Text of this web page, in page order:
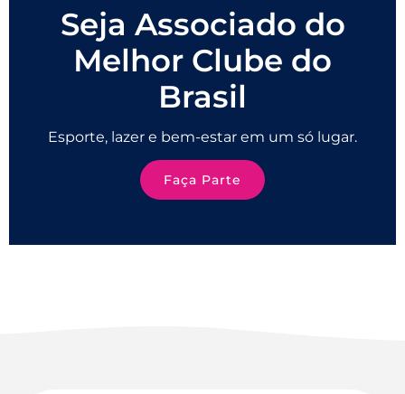
Seja Associado do
Melhor Clube do
Brasil
Esporte, lazer e bem-estar em um só lugar.
Faça Parte